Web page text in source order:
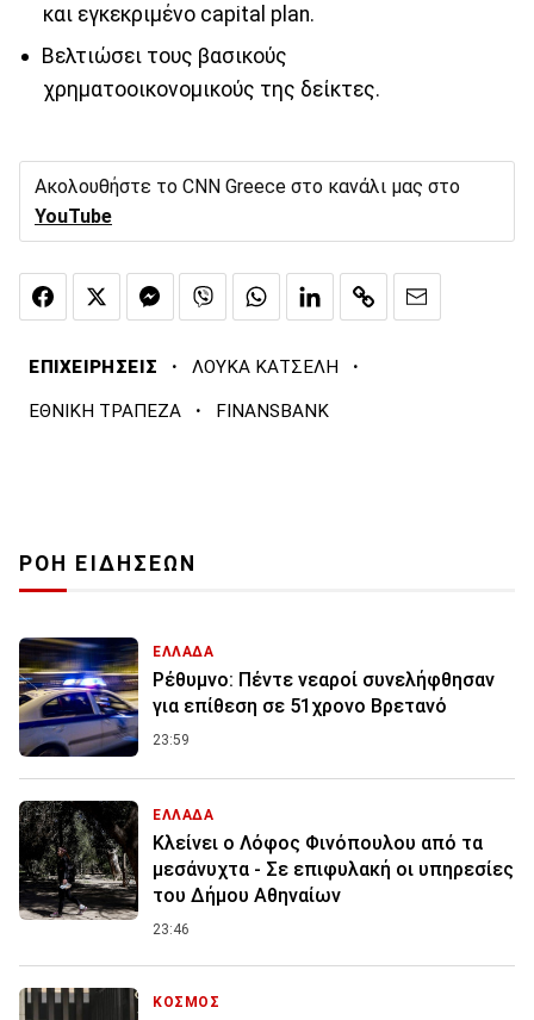
και εγκεκριμένο capital plan.
Βελτιώσει τους βασικούς
χρηματοοικονομικούς της δείκτες.
Ακολουθήστε το CNN Greece στο κανάλι μας στο
YouTube
ΕΠΙΧΕΙΡΗΣΕΙΣ · ΛΟΥΚΑ ΚΑΤΣΕΛΗ ·
ΕΘΝΙΚΗ ΤΡΑΠΕΖΑ · FINANSBANK
ΡΟΗ ΕΙΔΗΣΕΩΝ
ΕΛΛΑΔΑ
Ρέθυμνο: Πέντε νεαροί συνελήφθησαν
για επίθεση σε 51χρονο Βρετανό
23:59
ΕΛΛΑΔΑ
Κλείνει ο Λόφος Φινόπουλου από τα
μεσάνυχτα - Σε επιφυλακή οι υπηρεσίες
του Δήμου Αθηναίων
23:46
ΚΟΣΜΟΣ